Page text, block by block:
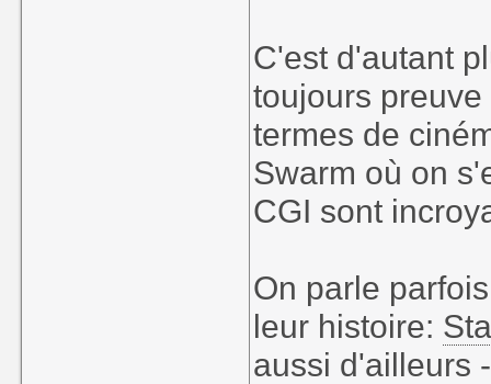
C'est d'autant
toujours
termes de
Swarm où on
CGI sont
On parle
leur histoire:
aussi d'ailleurs